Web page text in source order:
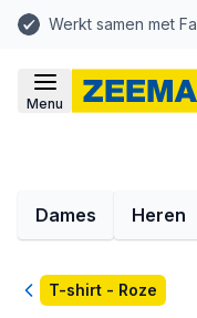
Werkt samen met
Menu
Dames Heren
TerugT-shirt - Roze